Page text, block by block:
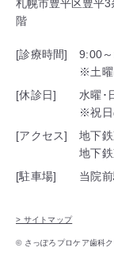
札幌市豊平区豊平
階
[診療時間]
9:00
※土曜
[休診日]
水曜･
※祝日
[アクセス]
地下
地下
[駐車場]
当院
> サイトマップ
© さっぽろプロケア歯科